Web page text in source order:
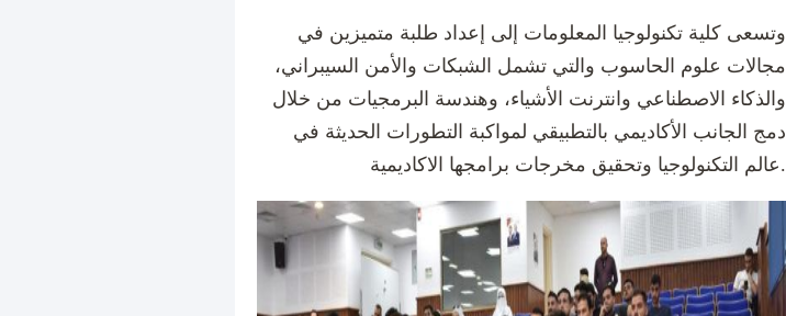
وتسعى كلية تكنولوجيا المعلومات إلى إعداد طلبة متميزين في
مجالات علوم الحاسوب والتي تشمل الشبكات والأمن السيبراني،
والذكاء الاصطناعي وانترنت الأشياء، وهندسة البرمجيات من خلال
دمج الجانب الأكاديمي بالتطبيقي لمواكبة التطورات الحديثة في
عالم التكنولوجيا وتحقيق مخرجات برامجها الاكاديمية.